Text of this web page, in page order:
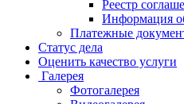
Реестр
Информация
Платежные
Статус дела
Оценить качество услуги
Галерея
Фотогалерея